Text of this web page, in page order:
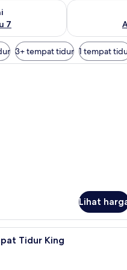
7
malam ini Agu 6 - Agu 7
Periksa
3+ tempat tidur 1 tempat
Minibar, brankas, meja kerja,
Lihat
Minibar, brankas, meja kerja,
Tidur King